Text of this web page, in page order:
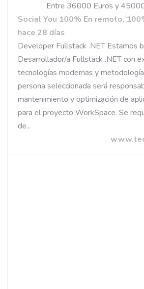
Entre 36000 Euros y
Social You 100% En remoto,
hace 28 días
Developer Fullstack .NET Estamos
Desarrollador/a Fullstack .NET con
tecnologías modernas y
persona seleccionada será
mantenimiento y optimización de
para el proyecto WorkSpace. Se
de...